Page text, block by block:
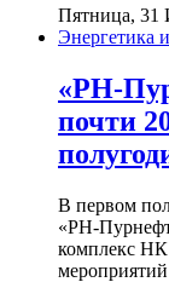
Пятница, 31
Энергетика
«РН-
почти
В первом
«РН-
комплекс НК